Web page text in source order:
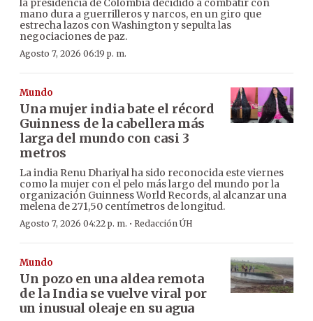
la presidencia de Colombia decidido a combatir con
mano dura a guerrilleros y narcos, en un giro que
estrecha lazos con Washington y sepulta las
negociaciones de paz.
Agosto 7, 2026 06:19 p. m.
Mundo
Una mujer india bate el récord
Guinness de la cabellera más
larga del mundo con casi 3
metros
La india Renu Dhariyal ha sido reconocida este viernes
como la mujer con el pelo más largo del mundo por la
organización Guinness World Records, al alcanzar una
melena de 271,50 centímetros de longitud.
Agosto 7, 2026 04:22 p. m. · Redacción ÚH
Mundo
Un pozo en una aldea remota
de la India se vuelve viral por
un inusual oleaje en su agua